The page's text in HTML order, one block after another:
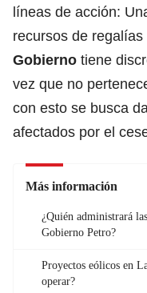
líneas de acción:
recursos de
Gobierno tiene
vez que no
con esto se busca
afectados por el
Más información
¿Quién administrará
Gobierno Petro?
Proyectos eólicos en
operar?